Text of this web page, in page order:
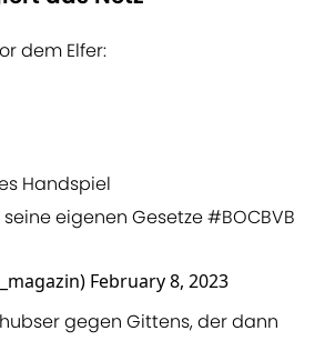
dem Elfer:
Handspiel
seine eigenen Gesetze#BOCBVB
February 8, 2023
gegen Gittens, der dann